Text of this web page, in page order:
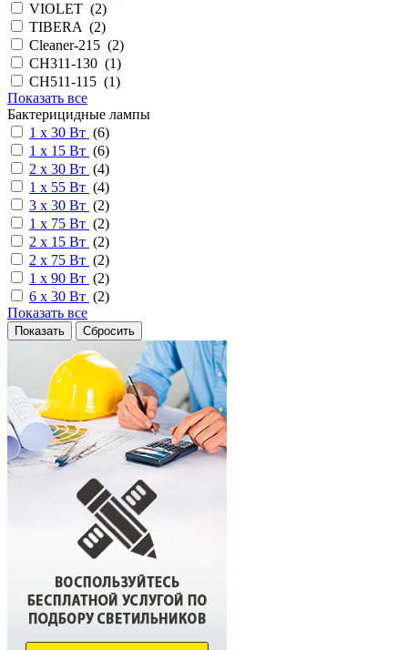
VIOLET (2)
TIBERA (2)
Cleaner-215 (2)
CH311-130 (1)
СН511-115 (1)
Показать все
Бактерицидные лампы
1 х 30 Вт (6)
1 х 15 Вт (6)
2 х 30 Вт (4)
1 х 55 Вт (4)
3 х 30 Вт (2)
1 х 75 Вт (2)
2 х 15 Вт (2)
2 х 75 Вт (2)
1 х 90 Вт (2)
6 х 30 Вт (2)
Показать все